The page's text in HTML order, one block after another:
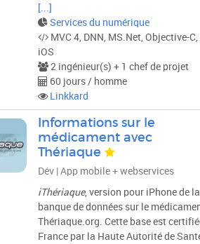
[...]
Services du numérique
MVC 4, DNN, MS.Net, Objective-C,
iOS
2 ingénieur(s) + 1 chef de projet
60 jours / homme
Linkkard
Informations sur le
médicament avec
Thériaque
Dév | App mobile + webservices
iThériaque, version pour iPhone de la
banque de données sur le
Thériaque.org. Cette base est
France par la Haute Autorité de